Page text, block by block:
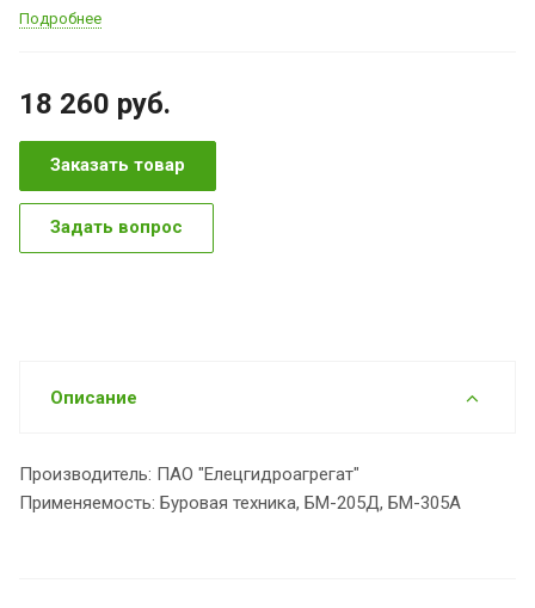
Подробнее
18 260 руб.
Заказать товар
Задать вопрос
Описание
Производитель: ПАО "Елецгидроагрегат"
Применяемость: Буровая техника, БМ-205Д, БМ-305А